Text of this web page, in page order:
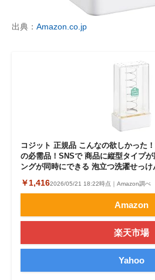
出典： Amazon.co.jp
コジット 正規品 こんなの欲しかった
の必需品！SNSで 商品に縦型タイプ
ングが同時にできる 泡立つ洗濯せっけ
￥1,4162026/05/21 18:22時点｜Amazon調べ
Amazon
楽天市場
Yahoo